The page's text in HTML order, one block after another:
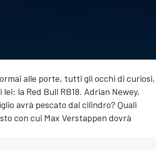
alle porte, tutti gli occhi di curiosi,
la Red Bull RB18. Adrian Newey,
avrà pescato dal cilindro? Quali
con cui Max Verstappen dovrà